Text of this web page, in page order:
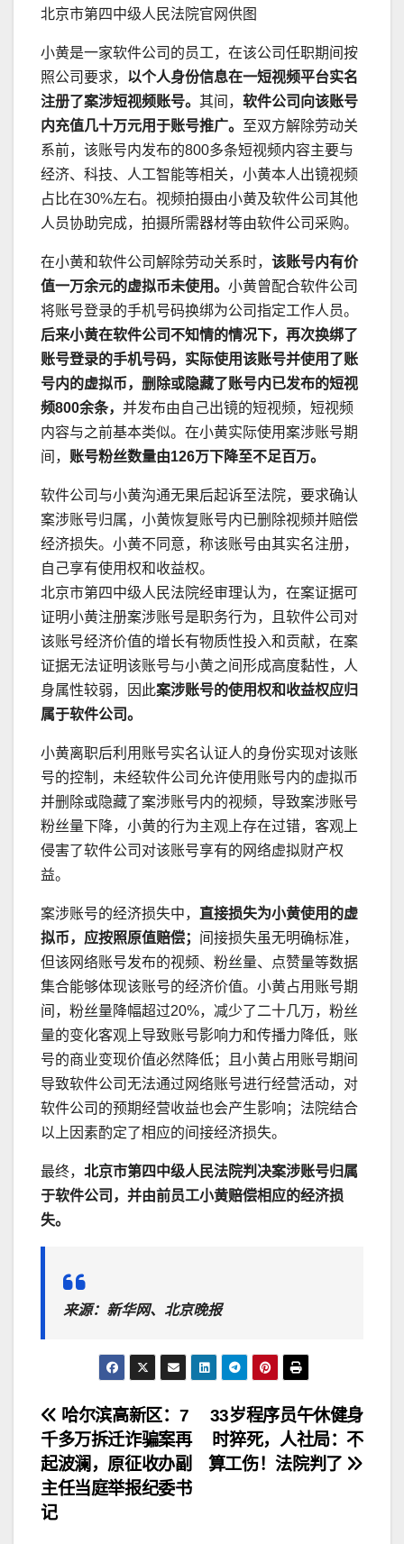
北京市第四中级人民法院官网供图
小黄是一家软件公司的员工，在该公司任职期间按
照公司要求， 以个人身份信息在一短视频平台实名
注册了案涉短视频账号。 其间， 软件公司向该账号
内充值几十万元用于账号推广。 至双方解除劳动关
系前，该账号内发布的800多条短视频内容主要与
经济、科技、人工智能等相关，小黄本人出镜视频
占比在30%左右。视频拍摄由小黄及软件公司其他
人员协助完成，拍摄所需器材等由软件公司采购。
在小黄和软件公司解除劳动关系时， 该账号内有价
值一万余元的虚拟币未使用。 小黄曾配合软件公司
将账号登录的手机号码换绑为公司指定工作人员。
后来小黄在软件公司不知情的情况下，再次换绑了
账号登录的手机号码，实际使用该账号并使用了账
号内的虚拟币，删除或隐藏了账号内已发布的短视
频800余条， 并发布由自己出镜的短视频，短视频
内容与之前基本类似。在小黄实际使用案涉账号期
间， 账号粉丝数量由126万下降至不足百万。
软件公司与小黄沟通无果后起诉至法院，要求确认
案涉账号归属，小黄恢复账号内已删除视频并赔偿
经济损失。小黄不同意，称该账号由其实名注册，
自己享有使用权和收益权。
北京市第四中级人民法院经审理认为，在案证据可
证明小黄注册案涉账号是职务行为，且软件公司对
该账号经济价值的增长有物质性投入和贡献，在案
证据无法证明该账号与小黄之间形成高度黏性，人
身属性较弱，因此案涉账号的使用权和收益权应归
属于软件公司。
小黄离职后利用账号实名认证人的身份实现对该账
号的控制，未经软件公司允许使用账号内的虚拟币
并删除或隐藏了案涉账号内的视频，导致案涉账号
粉丝量下降，小黄的行为主观上存在过错，客观上
侵害了软件公司对该账号享有的网络虚拟财产权
益。
案涉账号的经济损失中， 直接损失为小黄使用的虚
拟币，应按照原值赔偿； 间接损失虽无明确标准，
但该网络账号发布的视频、粉丝量、点赞量等数据
集合能够体现该账号的经济价值。小黄占用账号期
间，粉丝量降幅超过20%，减少了二十几万，粉丝
量的变化客观上导致账号影响力和传播力降低，账
号的商业变现价值必然降低；且小黄占用账号期间
导致软件公司无法通过网络账号进行经营活动，对
软件公司的预期经营收益也会产生影响；法院结合
以上因素酌定了相应的间接经济损失。
最终， 北京市第四中级人民法院判决案涉账号归属
于软件公司，并由前员工小黄赔偿相应的经济损
失。
来源：新华网、北京晚报
文
章
导
33岁程序员午休健身
时猝死，人社局：不
算工伤！法院判了
哈尔滨高新区：7
千多万拆迁诈骗案再
起波澜，原征收办副
主任当庭举报纪委书
记